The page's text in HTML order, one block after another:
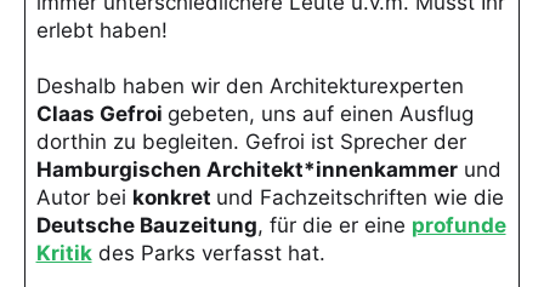
erlebt haben!
Deshalb haben wir den Architekturexperten
Claas Gefroi gebeten, uns auf einen Ausflug
dorthin zu begleiten. Gefroi ist Sprecher der
Hamburgischen Architekt*innenkammerund
Autor bei konkret und Fachzeitschriften wie die
Deutsche Bauzeitung, für die er eine profunde
Kritikdes Parks verfasst hat.